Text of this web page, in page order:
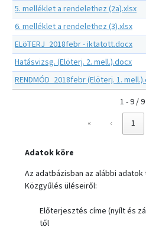
5. melléklet a rendelethez (2a).xlsx
6. melléklet a rendelethez (3).xlsx
ELöTERJ_2018febr - iktatott.docx
Hatásvizsg. (Elöterj. 2. mell.).docx
RENDMÓD_2018febr (Elöterj. 1.
1 - 9 / 9
«
‹ 1
Adatok köre
Az adatbázisban az alábbi adatok
Közgyűlés üléseiről:
Előterjesztés címe (nyílt és
től